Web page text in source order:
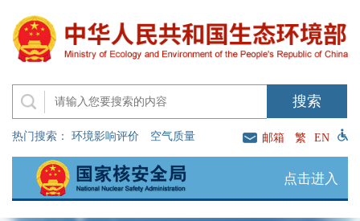
热门搜索： 环境影响评价 空气质量 邮箱 繁 EN
点击进入